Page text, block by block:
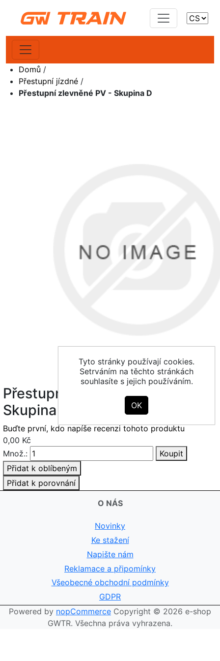
Domů /
Přestupní jízdné /
Přestupní zlevněné PV - Skupina D
Přestupní zlevněné PV -
Skupina D
Buďte první, kdo napíše recenzi tohoto produktu
0,00 Kč
Množ.:
Koupit
Přidat k oblíbeným
Přidat k porovnání
O NÁS
Novinky
Ke stažení
Napište nám
Reklamace a připomínky
Všeobecné obchodní podmínky
GDPR
Powered by nopCommerce Copyright © 2026 e-shop
GWTR. Všechna práva vyhrazena.
Tyto stránky používají cookies.
Setrváním na těchto stránkách
souhlasíte s jejich používáním.